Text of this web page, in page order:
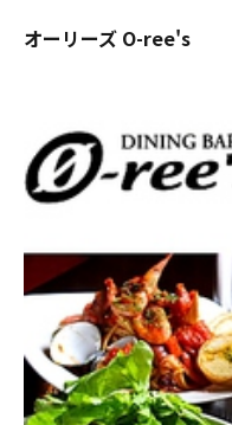
オーリーズ O-ree's